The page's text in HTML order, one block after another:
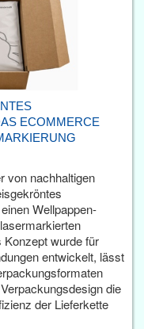
ECOMMERCE
von nachhaltigen
Wellpappen-
wurde für
entwickelt, lässt
die
der Lieferkette